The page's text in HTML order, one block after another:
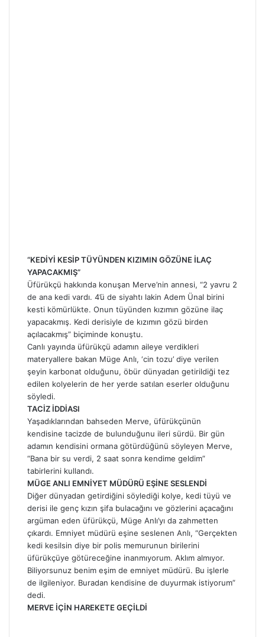
“KEDİYİ KESİP TÜYÜNDEN KIZIMIN GÖZÜNE İLAÇ
YAPACAKMIŞ”
Üfürükçü hakkında konuşan Merve’nin annesi, “2 yavru 2
de ana kedi vardı. 4’ü de siyahtı lakin Adem Ünal birini
kesti kömürlükte. Onun tüyünden kızımın gözüne ilaç
yapacakmış. Kedi derisiyle de kızımın gözü birden
açılacakmış” biçiminde konuştu.
Canlı yayında üfürükçü adamın aileye verdikleri
materyallere bakan Müge Anlı, ‘cin tozu’ diye verilen
şeyin karbonat olduğunu, öbür dünyadan getirildiği tez
edilen kolyelerin de her yerde satılan eserler olduğunu
söyledi.
TACİZ İDDİASI
Yaşadıklarından bahseden Merve, üfürükçünün
kendisine tacizde de bulunduğunu ileri sürdü. Bir gün
adamın kendisini ormana götürdüğünü söyleyen Merve,
“Bana bir su verdi, 2 saat sonra kendime geldim”
tabirlerini kullandı.
MÜGE ANLI EMNİYET MÜDÜRÜ EŞİNE SESLENDİ
Diğer dünyadan getirdiğini söylediği kolye, kedi tüyü ve
derisi ile genç kızın şifa bulacağını ve gözlerini açacağını
argüman eden üfürükçü, Müge Anlı’yı da zahmetten
çıkardı. Emniyet müdürü eşine seslenen Anlı, “Gerçekten
kedi kesilsin diye bir polis memurunun birilerini
üfürükçüye götüreceğine inanmıyorum. Aklım almıyor.
Biliyorsunuz benim eşim de emniyet müdürü. Bu işlerle
de ilgileniyor. Buradan kendisine de duyurmak istiyorum”
dedi.
MERVE İÇİN HAREKETE GEÇİLDİ